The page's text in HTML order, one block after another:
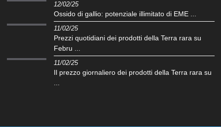
12/02/25
Ossido di gallio: potenziale illimitato di EME ...
11/02/25
Prezzi quotidiani dei prodotti della Terra rara su
Febru ...
11/02/25
Il prezzo giornaliero dei prodotti della Terra rara su